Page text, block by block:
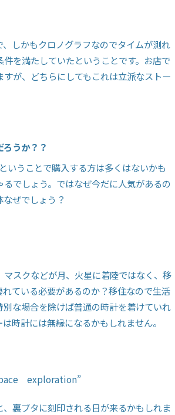
しかもクロノグラフなのでタイムが測れ
を満たしていたということです。お店で
が、どちらにしてもこれは立派なストー
うか？？
いうことで購入する方は多くはないかも
でしょう。ではなぜ今だに人気があるの
ぜでしょう？
スクなどが月、火星に着陸ではなく、移
ている必要があるのか？移住なので生活
な場合を除けば普通の時計を着けていれ
時計には無縁になるかもしれません。
exploration”
裏ブタに刻印される日が来るかもしれま